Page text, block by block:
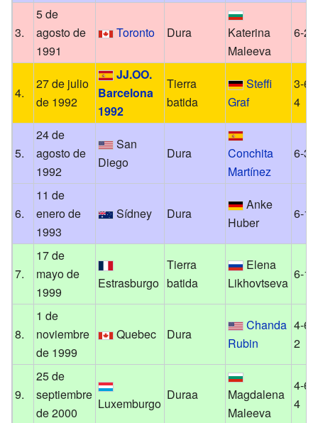
3.
5 de
agosto de
1991
Toronto Dura
Katerina
Maleeva
6-2,
4.
27 de julio
de 1992
JJ.OO.
Barcelona
1992
Tierra
batida
Steffi
Graf
3-6,
4
5.
24 de
agosto de
1992
San
Diego
Dura
Conchita
Martínez
6-3,
6.
11 de
enero de
1993
Sídney Dura
Anke
Huber
6-1,
7.
17 de
mayo de
1999
Estrasburgo
Tierra
batida
Elena
Likhovtseva
6-1,
8.
1 de
noviembre
de 1999
Quebec Dura
Chanda
Rubin
4-6,
2
9.
25 de
septiembre
de 2000
Luxemburgo
Duraa
Magdalena
Maleeva
4-6,
4